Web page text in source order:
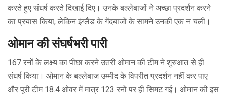
करते हुए संघर्ष करते दिखाई दिए। उनके बल्लेबाजों ने अच्छा प्रदर्शन करने
का प्रयास किया, लेकिन इंग्लैंड के गेंदबाजों के सामने उनकी एक न चली।
ओमान की संघर्षभरी पारी
167 रनों के लक्ष्य का पीछा करने उतरी ओमान की टीम ने शुरुआत से ही
संघर्ष किया। ओमान के बल्लेबाज उम्मीद के विपरीत प्रदर्शन नहीं कर पाए
और पूरी टीम 18.4 ओवर में मात्र 123 रनों पर ही सिमट गई। ओमान की इस